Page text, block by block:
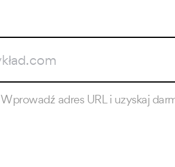
Wprowadź adres URL i uzyskaj